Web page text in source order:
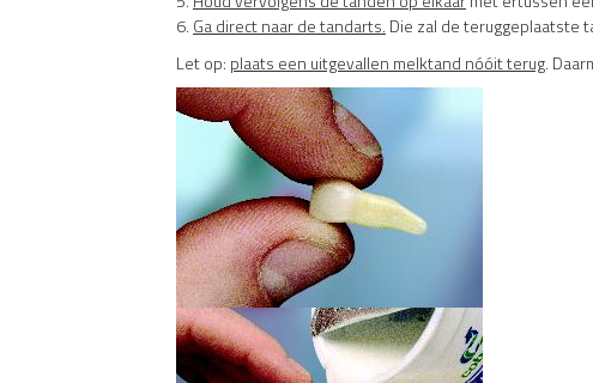
6. Ga direct naar de tandarts. Die zal de teruggeplaatste
Let op: plaats een uitgevallen melktand nóóit terug.